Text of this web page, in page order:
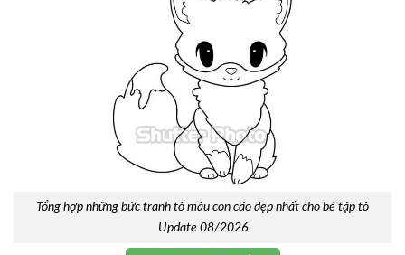
Tổng hợp những bức tranh tô màu con cáo đẹp nhất cho bé tập tô
Update 08/2026